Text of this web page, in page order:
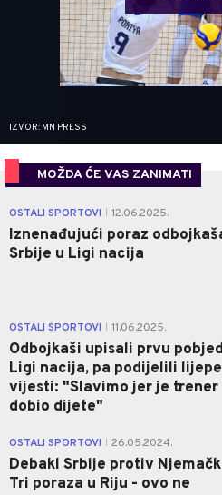
IZVOR: MN PRESS
MOŽDA ĆE VAS ZANIMATI
OSTALI SPORTOVI 12.06.2025.
Iznenađujući poraz
Srbije u Ligi nacija
OSTALI SPORTOVI 11.06.2025.
Odbojkaši upisali prvu
Ligi nacija, pa podijelili lijepe
vijesti: "Slavimo jer je trener
dobio dijete"
OSTALI SPORTOVI 26.05.2024.
Debakl Srbije protiv
Tri poraza u Riju - ovo ne